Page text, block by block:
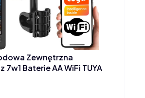
Zewnętrzna
Baterie AA WiFi TUYA